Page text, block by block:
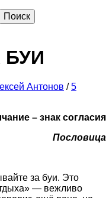
Антонов /5
– знак согласия
Пословица
за буи. Это
— вежливо